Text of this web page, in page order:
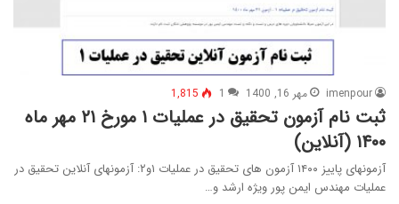
imenpour مهر 16, 1400 1
1,815
ثبت نام آزمون تحقیق در عملیات ۱ مورخ ۲۱ مهر ماه
۱۴۰۰ (آنلاین)
آزمونهای پاییز ۱۴۰۰ آزمون های تحقیق در عملیات ۱و۲: آزمونهای آنلاین تحقیق در
عملیات مهندس ایمن پور ویژه ارشد و…